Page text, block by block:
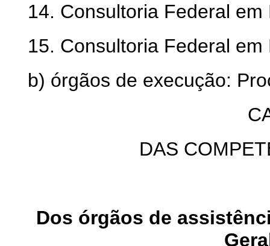
14. Consultoria Federal
15. Consultoria Federal em
b) órgãos de execução:
DAS
Dos órgãos de